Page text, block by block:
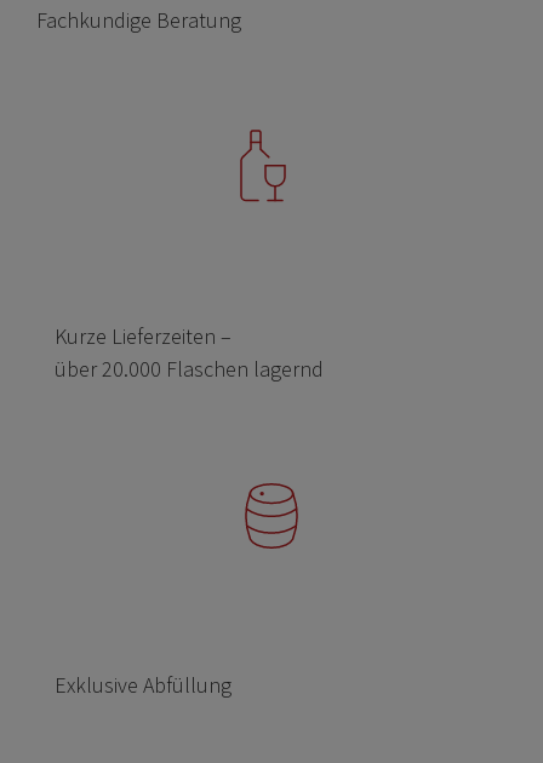
Fachkundige Beratung
Kurze Lieferzeiten –
über 20.000 Flaschen lagernd
Exklusive Abfüllung